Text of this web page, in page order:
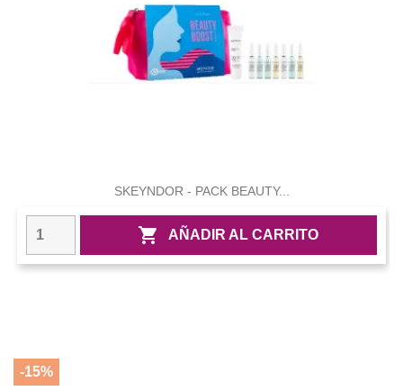
SKEYNDOR - PACK BEAUTY...
 AÑADIR AL CARRITO
-15%